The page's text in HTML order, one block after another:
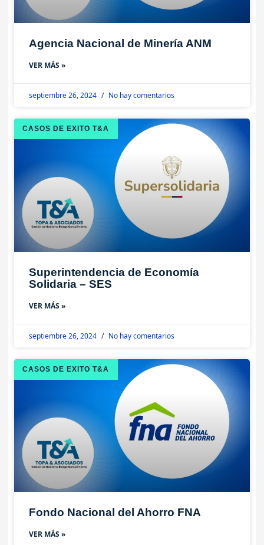
Agencia Nacional de Minería ANM
VER MÁS »
septiembre 26, 2024 No hay comentarios
CASOS DE EXITO T&A
Superintendencia de Economía
Solidaria – SES
VER MÁS »
septiembre 26, 2024 No hay comentarios
CASOS DE EXITO T&A
Fondo Nacional del Ahorro FNA
VER MÁS »